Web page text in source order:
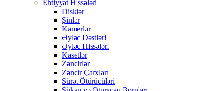
Ehtiyyat Hissələri
Disklər
Şinlər
Kamerlər
Əyləc Dəstləri
Əyləc Hissələri
Kasetlər
Zəncirlər
Zəncir Çarxları
Sürət Ötürücüləri